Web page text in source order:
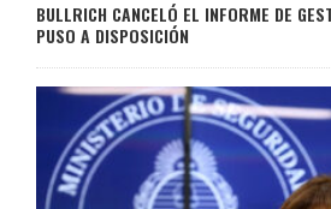
BULLRICH CANCELÓ EL INFORME DE
PUSO A DISPOSICIÓN